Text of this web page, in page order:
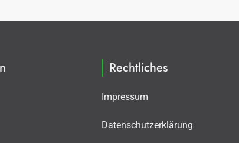
Rechtliches
Impressum
Datenschutzerklärung